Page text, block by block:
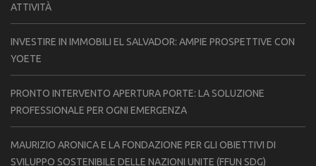
ATTIVITÀ
INVESTIRE IN IMMOBILI EL SALVADOR: AMPIE PROSPETTIVE CON
YOETE
PRONTO INTERVENTO APERTURA PORTE: LA SOLUZIONE
PROFESSIONALE PER OGNI EMERGENZA
MAURIZIO ARONICA E LA FONDAZIONE PER GLI OBIETTIVI DI
SVILUPPO SOSTENIBILE DELLE NAZIONI UNITE (FFUN SDG)